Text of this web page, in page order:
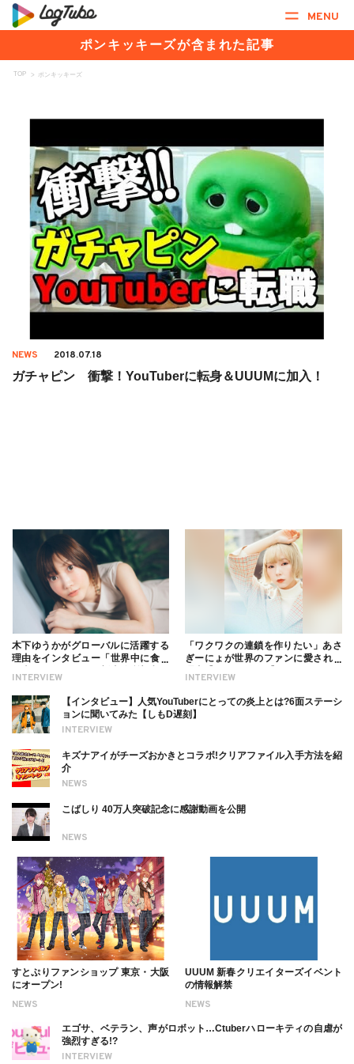
MENU
ポンキッキーズが含まれた記事
TOP > ポンキッキーズ
NEWS 2018.07.18
ガチャピン 衝撃！YouTuberに転身＆UUUMに加入！
INTERVIEW
木下ゆうかがグローバルに活躍する
理由をインタビュー「世界中に食べ
ついても
INTERVIEW
「ワクワクの連鎖を作りたい」あさ
ぎーにょが世界のファンに愛される
INTERVIEW
【インタビュー】人気YouTuberにとっての炎上とは?6面ステーシ
ョンに聞いてみた【しもD遅刻】
NEWS
キズナアイがチーズおかきとコラボ!クリアファイル入手方法を紹
介
NEWS
こばしり 40万人突破記念に感謝動画を公開
NEWS
すとぷりファンショップ 東京・大阪
にオープン!
NEWS
UUUM 新春クリエイターズイベント
の情報解禁
INTERVIEW
エゴサ、ベテラン、声がロボット…Ctuberハローキティの自虐が
強烈すぎる!?